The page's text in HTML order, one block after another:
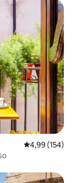
4,99 de uma
4,99 (154)